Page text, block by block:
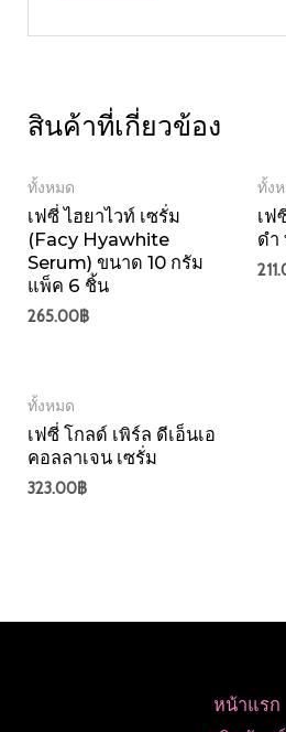
สินค้าที่เกี่ยวข้อง
ทั้งหมด
เฟซี่ ไฮยาไวท์ เซรั่ม
(Facy Hyawhite
Serum) ขนาด 10 กรัม
แพ็ค 6 ชิ้น
265.00฿
ทั้ง
เฟ
ดำ
ทั้งหมด
เฟซี่ โกลด์ เพิร์ล ดีเอ็นเอ
คอลลาเจน เซรั่ม
323.00฿
หน้าแรก